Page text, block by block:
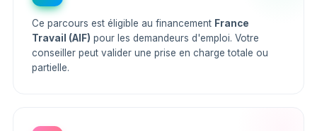
Ce parcours est éligible au financement France
Travail (AIF) pour les demandeurs d'emploi. Votre
conseiller peut valider une prise en charge totale ou
partielle.